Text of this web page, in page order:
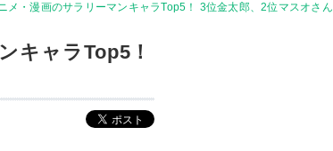
メ・漫画のサラリーマンキャラTop5！ 3位金太郎、2位マスオさん
キャラTop5！